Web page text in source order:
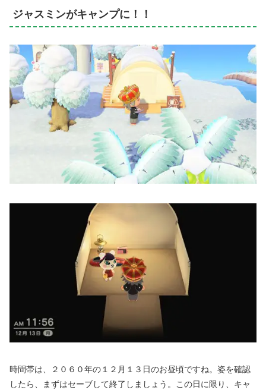
ジャスミンがキャンプに！！
時間帯は、２０６０年の１２月１３日のお昼頃ですね。姿を確認
したら、まずはセーブして終了しましょう。この日に限り、キャ